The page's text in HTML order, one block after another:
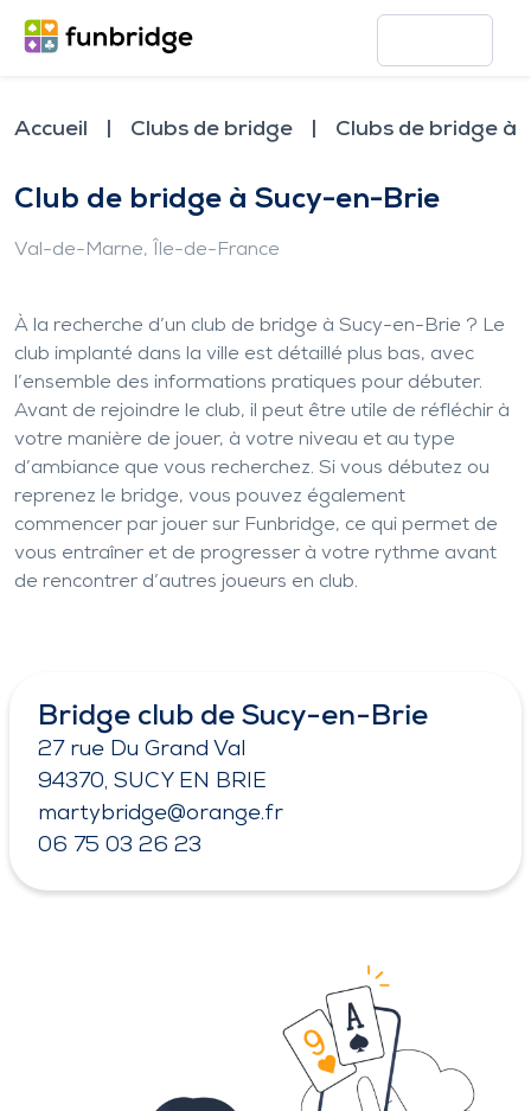
Accueil Clubs de bridge Clubs de bridge à
Club de bridge à Sucy-en-Brie
Val-de-Marne, Île-de-France
À la recherche d’un club de bridge à Sucy-en-Brie ? Le
club implanté dans la ville est détaillé plus bas, avec
l’ensemble des informations pratiques pour débuter.
Avant de rejoindre le club, il peut être utile de réfléchir à
votre manière de jouer, à votre niveau et au type
d’ambiance que vous recherchez. Si vous débutez ou
reprenez le bridge, vous pouvez également
commencer par jouer sur Funbridge, ce qui permet de
vous entraîner et de progresser à votre rythme avant
de rencontrer d’autres joueurs en club.
Bridge club de Sucy-en-Brie
27 rue Du Grand Val
94370, SUCY EN BRIE
martybridge@orange.fr
06 75 03 26 23